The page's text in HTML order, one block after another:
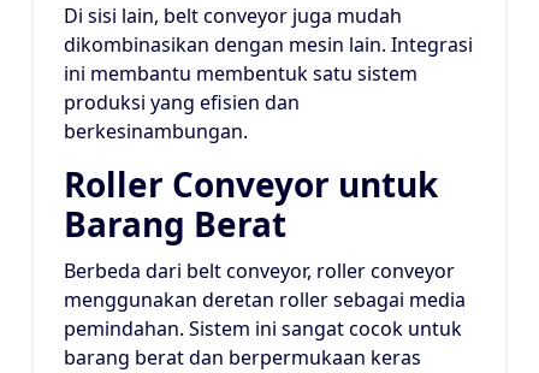
Di sisi lain, belt conveyor juga mudah
dikombinasikan dengan mesin lain. Integrasi
ini membantu membentuk satu sistem
produksi yang efisien dan
berkesinambungan.
Roller Conveyor untuk
Barang Berat
Berbeda dari belt conveyor, roller conveyor
menggunakan deretan roller sebagai media
pemindahan. Sistem ini sangat cocok untuk
barang berat dan berpermukaan keras